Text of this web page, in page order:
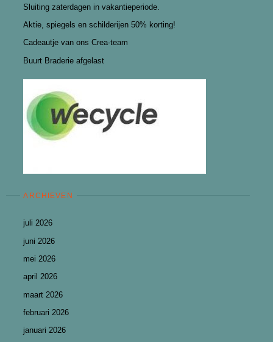
Sluiting zaterdagen in vakantieperiode.
Aktie, spiegels en schilderijen 50% korting!
Cadeautje van ons Crea-team
Buurt Braderie afgelast
ARCHIEVEN
juli 2026
juni 2026
mei 2026
april 2026
maart 2026
februari 2026
januari 2026